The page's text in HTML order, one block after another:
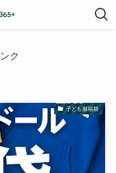
ク
子ども服福袋